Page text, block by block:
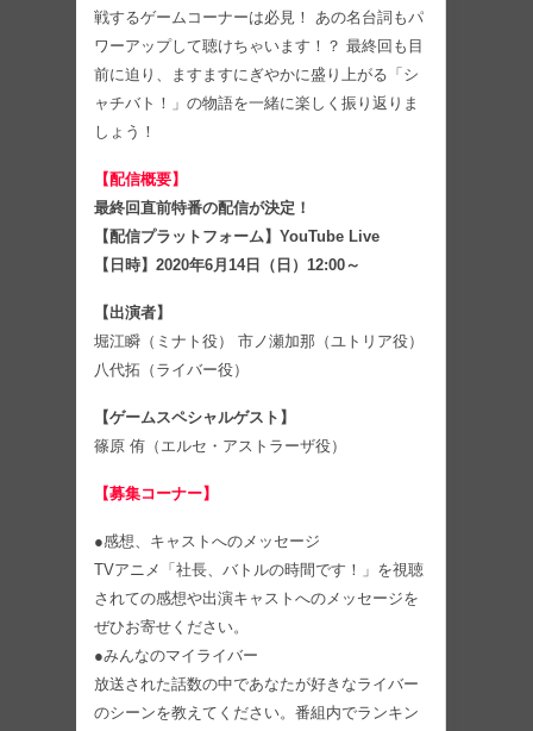
戦するゲームコーナーは必見！ あの名台詞もパ
ワーアップして聴けちゃいます！？ 最終回も目
前に迫り、ますますにぎやかに盛り上がる「シ
ャチバト！」の物語を一緒に楽しく振り返りま
しょう！
【配信概要】
最終回直前特番の配信が決定！
【配信プラットフォーム】YouTube Live
【日時】2020年6月14日（日）12:00～
【出演者】
堀江瞬（ミナト役） 市ノ瀬加那（ユトリア役）
八代拓（ライバー役）
【ゲームスペシャルゲスト】
篠原 侑（エルセ・アストラーザ役）
【募集コーナー】
●感想、キャストへのメッセージ
TVアニメ「社長、バトルの時間です！」を視聴
されての感想や出演キャストへのメッセージを
ぜひお寄せください。
●みんなのマイライバー
放送された話数の中であなたが好きなライバー
のシーンを教えてください。番組内でランキン